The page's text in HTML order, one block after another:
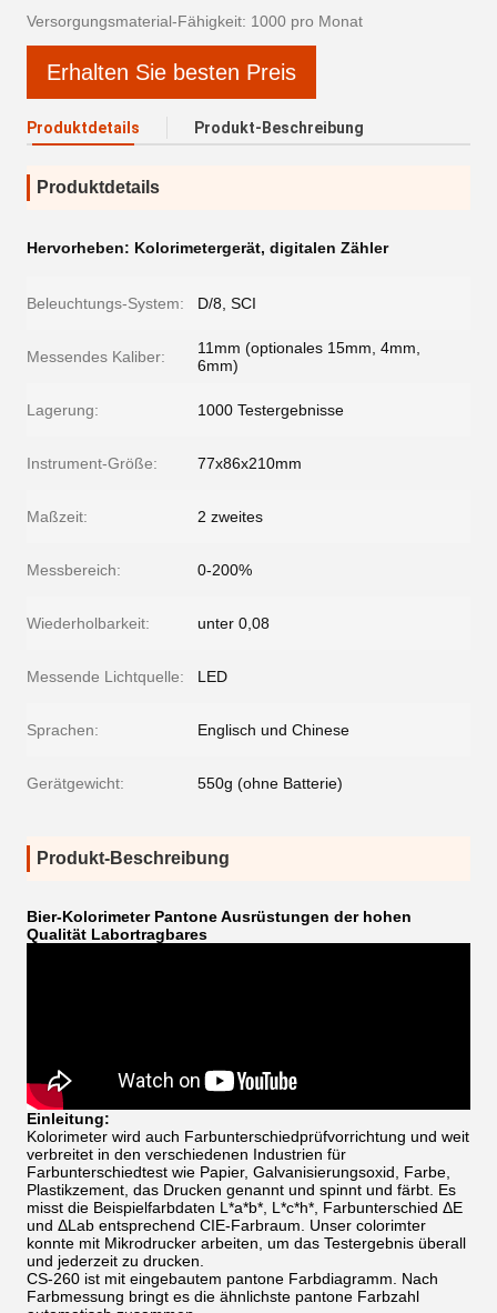
Versorgungsmaterial-Fähigkeit: 1000 pro Monat
Erhalten Sie besten Preis
Produktdetails Produkt-Beschreibung
Produktdetails
Hervorheben: Kolorimetergerät, digitalen Zähler
Beleuchtungs-System: D/8, SCI
Messendes Kaliber:
11mm (optionales 15mm, 4mm,
6mm)
Lagerung: 1000 Testergebnisse
Instrument-Größe: 77x86x210mm
Maßzeit: 2 zweites
Messbereich: 0-200%
Wiederholbarkeit: unter 0,08
Messende Lichtquelle: LED
Sprachen: Englisch und Chinese
Gerätgewicht: 550g (ohne Batterie)
Produkt-Beschreibung
Bier-Kolorimeter Pantone Ausrüstungen der hohen
Qualität Labortragbares
Einleitung:
Kolorimeter wird auch Farbunterschiedprüfvorrichtung und weit
verbreitet in den verschiedenen Industrien für
Farbunterschiedtest wie Papier, Galvanisierungsoxid, Farbe,
Plastikzement, das Drucken genannt und spinnt und färbt. Es
misst die Beispielfarbdaten L*a*b*, L*c*h*, Farbunterschied ΔE
und ΔLab entsprechend CIE-Farbraum. Unser colorimter
konnte mit Mikrodrucker arbeiten, um das Testergebnis überall
und jederzeit zu drucken.
CS-260 ist mit eingebautem pantone Farbdiagramm. Nach
Farbmessung bringt es die ähnlichste pantone Farbzahl